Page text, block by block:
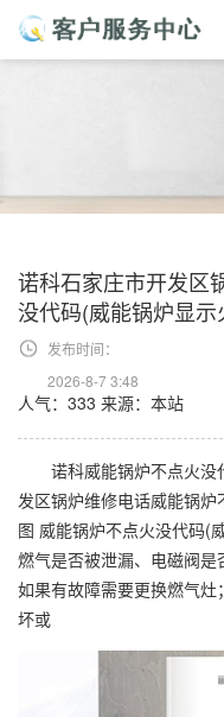
诺科石家庄市开发区
没代码(威能锅炉显示
发布时间：
2026-8-7 3:48
人气：333 来源：本站
诺科威能锅炉不点火没
发区锅炉维修电话威能锅
图 威能锅炉不点火没代码(
燃气是否被泄漏、电磁阀是
如果有故障需要更换燃气
坏或